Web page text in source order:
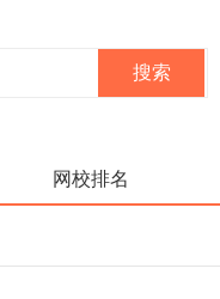
网校排名